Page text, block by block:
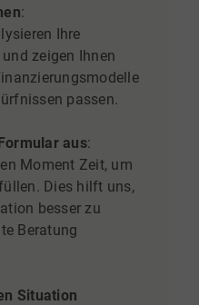
:
Ihre
zeigen Ihnen
passen.
aus:
Moment Zeit, um
Dies hilft uns,
besser zu
Beratung
Situation